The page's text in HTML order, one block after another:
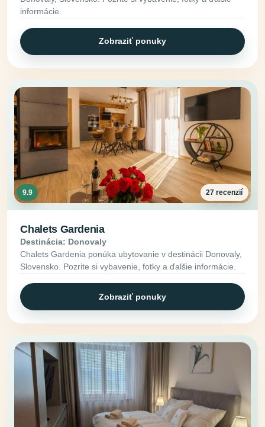
informácie.
Zobraziť ponuky
9.9 27 recenzií
Chalets Gardenia
Destinácia: Donovaly
Chalets Gardenia ponúka ubytovanie v destinácii Donovaly,
Slovensko. Pozrite si vybavenie, fotky a ďalšie informácie.
Zobraziť ponuky